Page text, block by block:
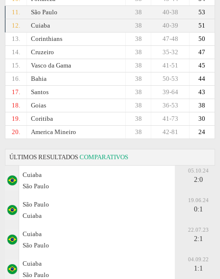
11.
São Paulo 53
40-38
38
12.
Cuiaba 51
40-39
38
13.
Corinthians 50
47-48
38
14.
Cruzeiro 47
35-32
38
15.
Vasco da Gama 45
41-51
38
16.
Bahia 44
50-53
38
17.
Santos 43
39-64
38
18.
Goias 38
36-53
38
19.
Coritiba 30
41-73
38
20.
Amеrica Mineiro 24
42-81
38
ÚLTIMOS RESULTADOS COMPARATIVOS
Cuiaba
São Paulo
05.10.24
2:0
São Paulo
Cuiaba
19.06.24
0:1
Cuiaba
São Paulo
22.07.23
2:1
Cuiaba
São Paulo
04.09.22
1:1